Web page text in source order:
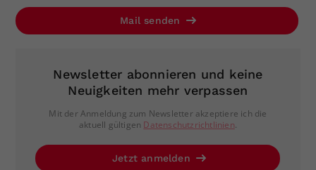
Mail senden
Newsletter abonnieren und keine
Neuigkeiten mehr verpassen
Mit der Anmeldung zum Newsletter akzeptiere ich die
aktuell gültigen Datenschutzrichtlinien.
Jetzt anmelden